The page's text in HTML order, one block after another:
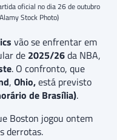
oficial no dia 26 de outubro
Stock Photo)
vão se enfrentar em
de 2025/26da NBA,
. O confronto, que
, Ohio,está previsto
de Brasília).
Boston jogou ontem
derrotas.